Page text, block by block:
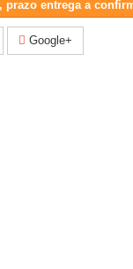
prazo entrega a
Google+